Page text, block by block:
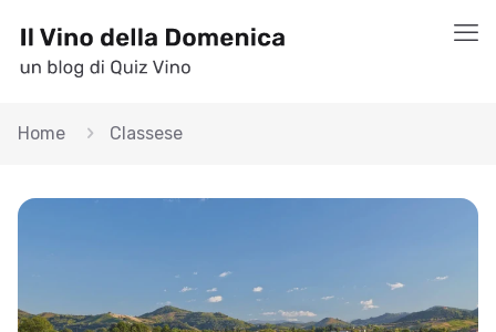
Home Classese